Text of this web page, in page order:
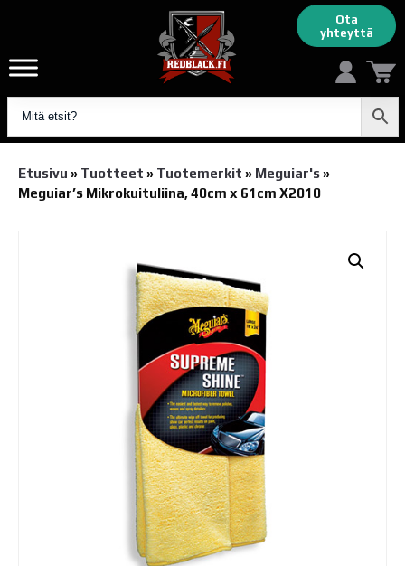
Ota
yhteyttä
Etusivu » Tuotteet » Tuotemerkit » Meguiar's»
Meguiar’s Mikrokuituliina, 40cm x 61cm X2010